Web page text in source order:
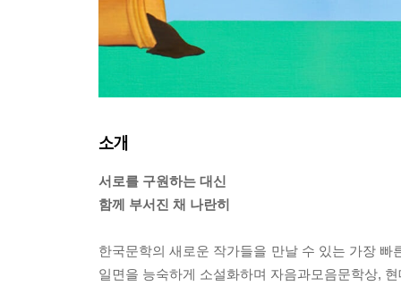
소개
서로를 구원하는 대신
함께 부서진 채 나란히
한국문학의 새로운 작가들을 만날 수 있는 가장
일면을 능숙하게 소설화하며 자음과모음문학상,